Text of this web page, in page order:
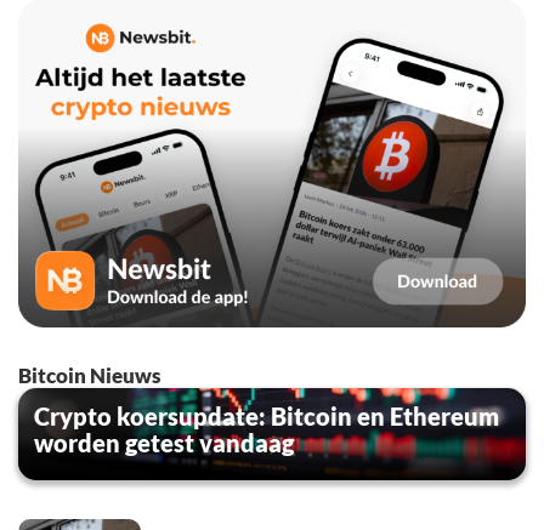
Bitcoin Nieuws
Crypto koersupdate: Bitcoin en Ethereum
worden getest vandaag